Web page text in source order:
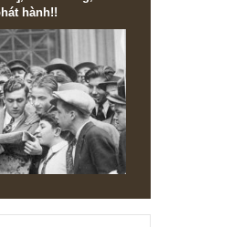
kỳ 82], 36/36 trang,
phát hành!!